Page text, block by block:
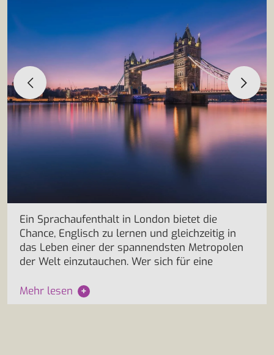
Ein Sprachaufenthalt in London bietet die
Chance, Englisch zu lernen und gleichzeitig in
das Leben einer der spannendsten Metropolen
der Welt einzutauchen. Wer sich für eine
Mehr lesen +